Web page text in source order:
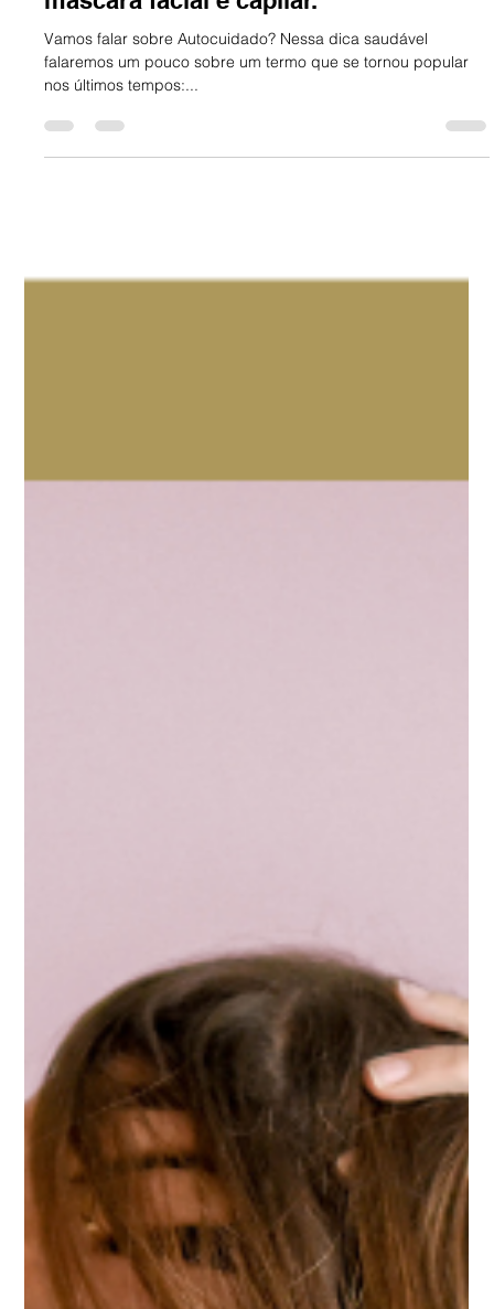
máscara facial e capilar.
Vamos falar sobre Autocuidado? Nessa dica saudável
falaremos um pouco sobre um termo que se tornou popular
nos últimos tempos:...